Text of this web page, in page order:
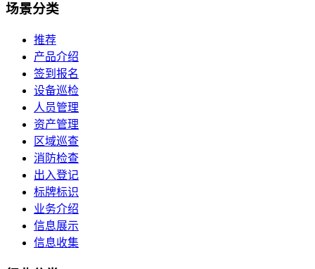
场景分类
推荐
产品介绍
签到报名
设备巡检
人员管理
资产管理
区域巡查
消防检查
出入登记
标牌标识
业务介绍
信息展示
信息收集